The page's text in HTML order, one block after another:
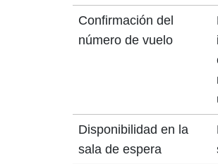
Confirmación del
número de vuelo
Disponibilidad en la
sala de espera